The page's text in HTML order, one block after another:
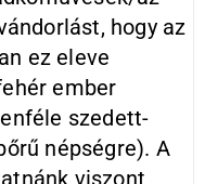
hogy az
ez eleve
ember
szedett-
népségre). A
viszont